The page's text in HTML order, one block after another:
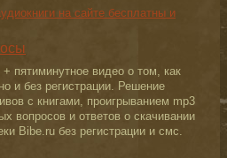
на сайте бесплатны и
пятиминутное видео о том, как
и без регистрации. Решение
с книгами, проигрыванием mp3
вопросов и ответов о скачивании
Bibe.ru без регистрации и смс.